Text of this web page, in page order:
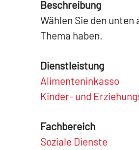
Beschreibung
Wählen Sie den
Thema haben.
Dienstleistung
Alimenteninkasso
Kinder- und
Fachbereich
Soziale Dienste